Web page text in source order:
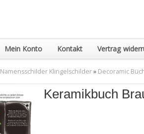
Mein Konto Kontakt Vertrag
Namensschilder Klingelschilder» Decoramic
Keramikbuch